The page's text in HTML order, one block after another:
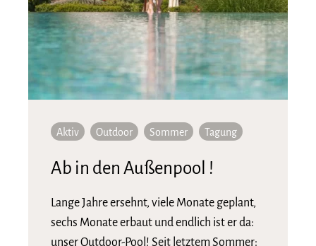
Aktiv Outdoor Sommer Tagung
Ab in den Außenpool !
Lange Jahre ersehnt, viele Monate geplant,
sechs Monate erbaut und endlich ist er da:
unser Outdoor-Pool! Seit letztem Sommer: